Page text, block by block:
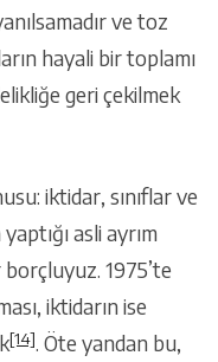
ve toz
hayali bir toplamı
geri çekilmek
iktidar, sınıflar ve
asli ayrım
1975’te
iktidarın ise
[14]. Öte yandan bu,